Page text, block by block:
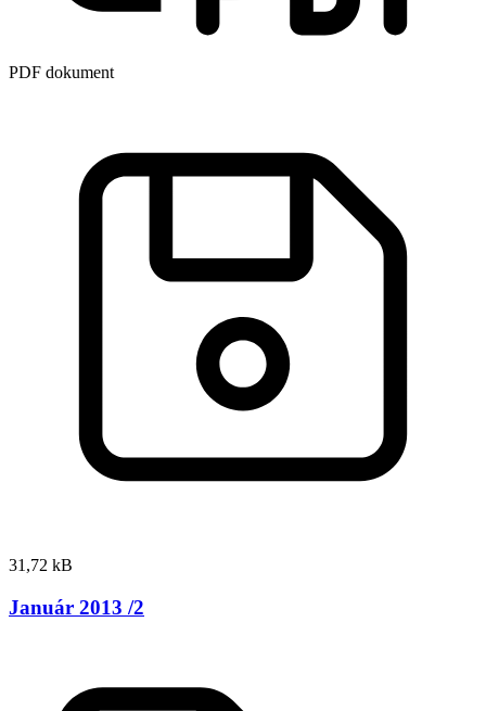
PDF dokument
31,72 kB
Január 2013 /2